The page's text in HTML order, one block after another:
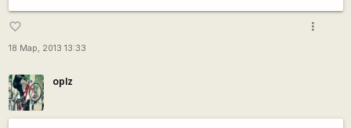
favorite_border
18 Мар, 2013 13:33
more_vert
oplz